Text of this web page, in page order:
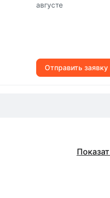
августе
Отправить заявку